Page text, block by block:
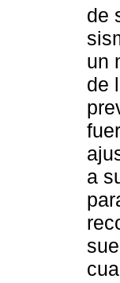
de
un
de
a